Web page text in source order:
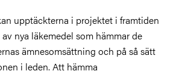
upptäckterna i projektet i framtiden
nya läkemedel som hämmar de
ämnesomsättning och på så sätt
i leden. Att hämma